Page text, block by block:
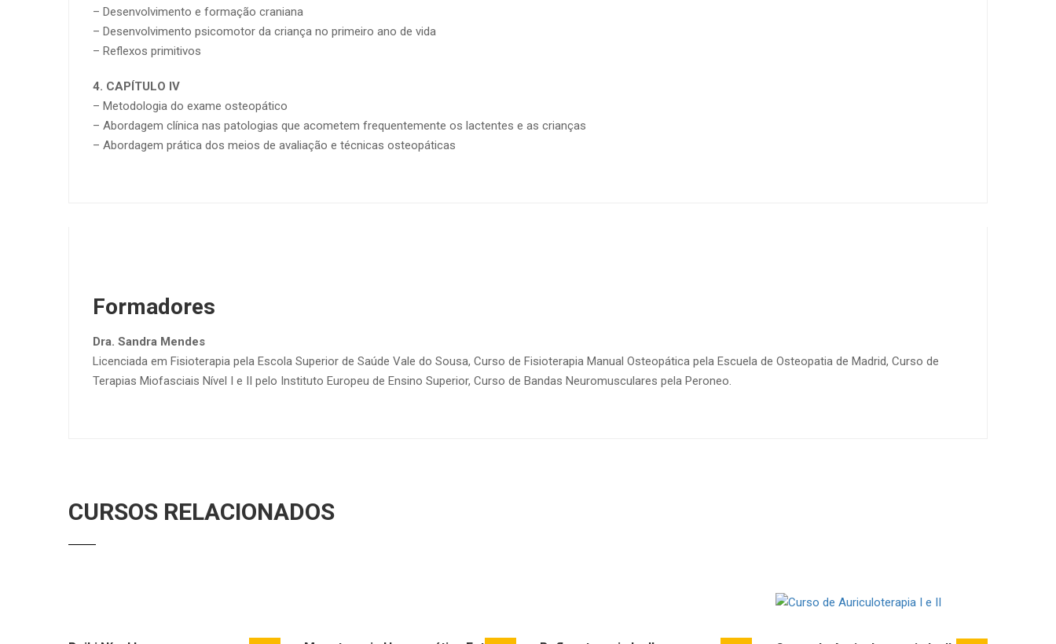
– Desenvolvimento e formação craniana
– Desenvolvimento psicomotor da criança no primeiro ano de vida
– Reflexos primitivos
4. CAPÍTULO IV
– Metodologia do exame osteopático
– Abordagem clínica nas patologias que acometem frequentemente os lactentes e as crianças
– Abordagem prática dos meios de avaliação e técnicas osteopáticas
Formadores
Dra. Sandra Mendes
Licenciada em Fisioterapia pela Escola Superior de Saúde Vale do Sousa, Curso de Fisioterapia Manual Osteopática pela Escuela de Osteopatia de Madrid, Curso de
Terapias Miofasciais Nível I e II pelo Instituto Europeu de Ensino Superior, Curso de Bandas Neuromusculares pela Peroneo.
CURSOS RELACIONADOS